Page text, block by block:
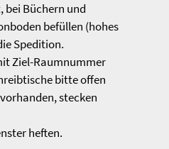
bei Büchern und
befüllen (hohes
Spedition.
Ziel-Raumnummer
bitte offen
stecken
heften.